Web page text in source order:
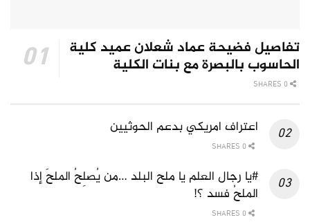
تفاصيل فضيحة عماد شعلان عميد كلية
الحاسوب بالبصرة مع بنات الكلية
0 SHARES
اعتراف امريكي بدعم الحوثيين
0 SHARES
#يا رجال العلم يا ملح البلد …من يُصلِحُ الملحَ إذا
الملحُ فسد ؟!
0 SHARES